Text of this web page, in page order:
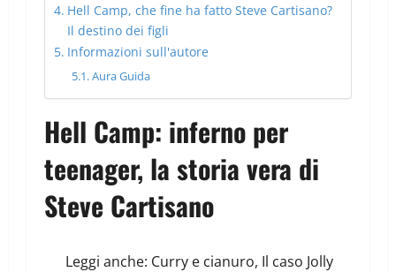
Hell Camp, che fine ha fatto Steve Cartisano?
Il destino dei figli
Informazioni sull'autore
Aura Guida
Hell Camp: inferno per
teenager, la storia vera di
Steve Cartisano
Leggi anche: Curry e cianuro, Il caso Jolly